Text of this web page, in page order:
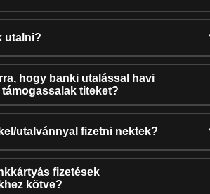
utalni?
hogy banki utalással havi
titeket?
utalvánnyal fizetni nektek?
fizetések
kötve?